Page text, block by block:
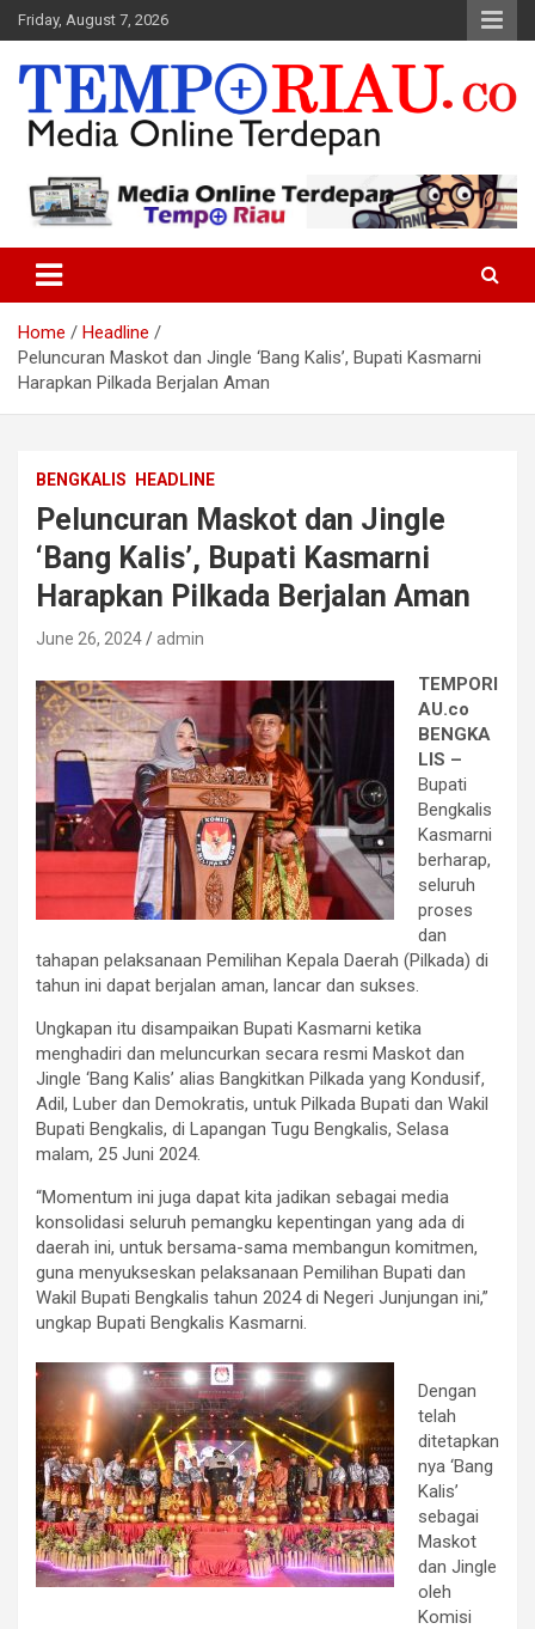
Skip
to
content
Friday, August 7, 2026
Tempo Riau
Home
Headline
Peluncuran Maskot dan Jingle ‘Bang Kalis’, Bupati Kasmarni
Harapkan Pilkada Berjalan Aman
BENGKALIS HEADLINE
Peluncuran Maskot dan Jingle
‘Bang Kalis’, Bupati Kasmarni
Harapkan Pilkada Berjalan Aman
June 26, 2024 admin
TEMPORI
AU.co
BENGKA
LIS –
Bupati
Bengkalis
Kasmarni
berharap,
seluruh
proses
dan
tahapan pelaksanaan Pemilihan Kepala Daerah (Pilkada) di
tahun ini dapat berjalan aman, lancar dan sukses.
Ungkapan itu disampaikan Bupati Kasmarni ketika
menghadiri dan meluncurkan secara resmi Maskot dan
Jingle ‘Bang Kalis’ alias Bangkitkan Pilkada yang Kondusif,
Adil, Luber dan Demokratis, untuk Pilkada Bupati dan Wakil
Bupati Bengkalis, di Lapangan Tugu Bengkalis, Selasa
malam, 25 Juni 2024.
“Momentum ini juga dapat kita jadikan sebagai media
konsolidasi seluruh pemangku kepentingan yang ada di
daerah ini, untuk bersama-sama membangun komitmen,
guna menyukseskan pelaksanaan Pemilihan Bupati dan
Wakil Bupati Bengkalis tahun 2024 di Negeri Junjungan ini,”
ungkap Bupati Bengkalis Kasmarni.
Dengan
telah
ditetapkan
nya ‘Bang
Kalis’
sebagai
Maskot
dan Jingle
oleh
Komisi